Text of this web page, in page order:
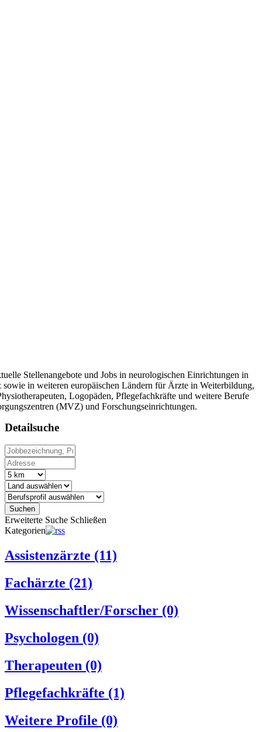
Stellenangebote und Jobs in neurologischen Einrichtungen in
in weiteren europäischen Ländern für Ärzte in Weiterbildung,
Logopäden, Pflegefachkräfte und weitere Berufe
(MVZ) und Forschungseinrichtungen.
Detailsuche
Suchen
Erweiterte Suche Schließen
Kategorien
Assistenzärzte (11)
Fachärzte (21)
Wissenschaftler/Forscher (0)
Psychologen (0)
Therapeuten (0)
Pflegefachkräfte (1)
Weitere Profile (0)